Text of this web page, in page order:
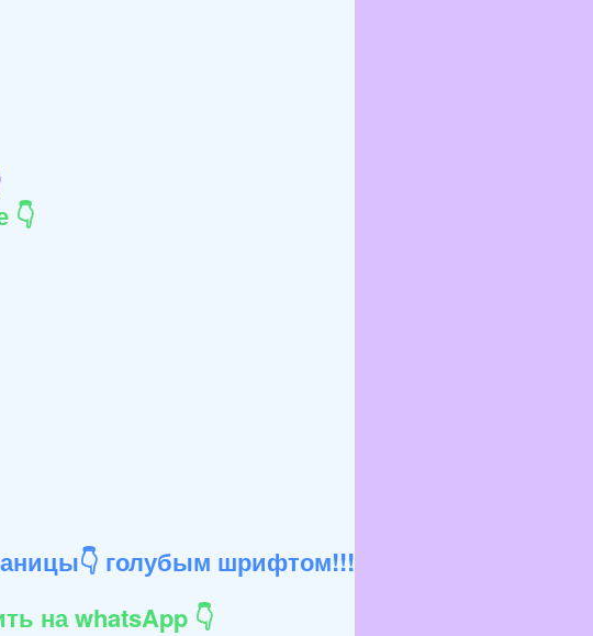
👇
голубым шрифтом!!!
на whatsApp 👇